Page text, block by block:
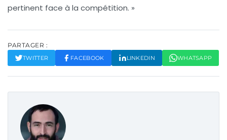
pertinent face à la compétition. »
PARTAGER :
TWITTER FACEBOOK LINKEDIN WHATSAPP